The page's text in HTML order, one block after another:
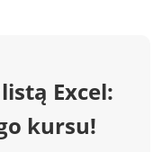
Excel:
kursu!